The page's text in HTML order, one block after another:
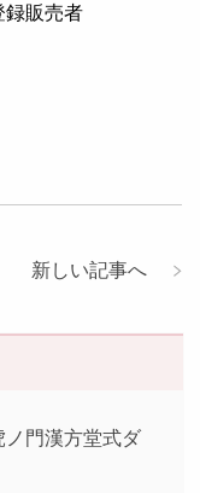
録販売者
新しい記事へ
ノ門漢方堂式ダ